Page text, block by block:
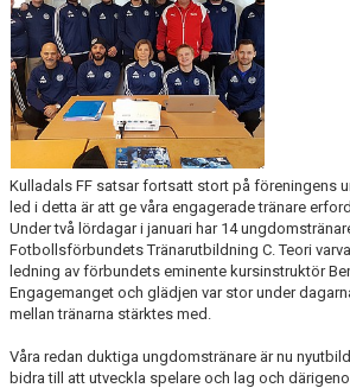
INFORMATION MED POLICY
DOKUMENT
BILDGALLERI
MATCHER
INBETALNING
PROFILKLÄDER
KFF FACEBOOK
Kulladals FF satsar fortsatt stort på föreningens
led i detta är att ge våra engagerade tränare
Under två lördagar i januari har 14
Fotbollsförbundets Tränarutbildning C. Teori
ledning av förbundets eminente kursinstruktör
Engagemanget och glädjen var stor under
mellan tränarna stärktes med.
Våra redan duktiga ungdomstränare är nu
bidra till att utveckla spelare och lag och